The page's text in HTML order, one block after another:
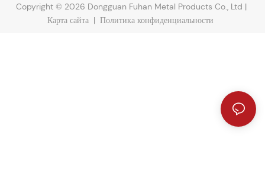
Copyright © 2026 Dongguan Fuhan Metal Products Co., Ltd |
Карта сайта | Политика конфиденциальности